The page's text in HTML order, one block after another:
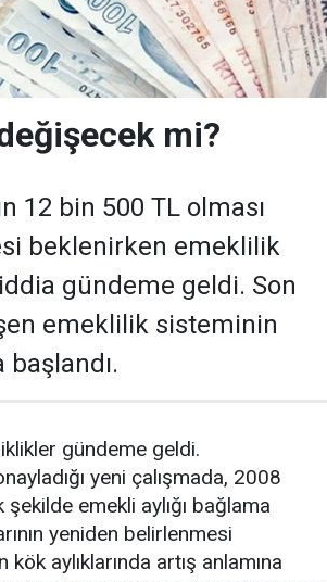
mi?
12 bin 500 TL olması
beklenirken emeklilik
gündeme geldi. Son
emeklilik sisteminin
başlandı.
gündeme geldi.
yeni çalışmada, 2008
emekli aylığı bağlama
yeniden belirlenmesi
aylıklarında artış anlamına